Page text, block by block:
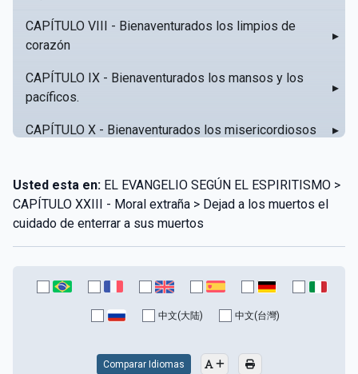
CAPÍTULO VIII - Bienaventurados los limpios de
corazón
▸
CAPÍTULO IX - Bienaventurados los mansos y los
pacíficos.
▸
CAPÍTULO X - Bienaventurados los misericordiosos ▸
CAPÍTULO XII - Amad a vuestros enemigos
CAPÍTULO XIII - No sepa tu izquierda lo que hace tu
derecha
CAPÍTULO XIV - Honra a tu padre y a tu madre
CAPÍTULO XV - Sin caridad no hay salvación
Usted esta en: EL EVANGELIO SEGÚN EL ESPIRITISMO >
CAPÍTULO XXIII - Moral extraña > Dejad a los muertos el
cuidado de enterrar a sus muertos
中文(大陆) 中文(台灣)
Comparar Idiomas